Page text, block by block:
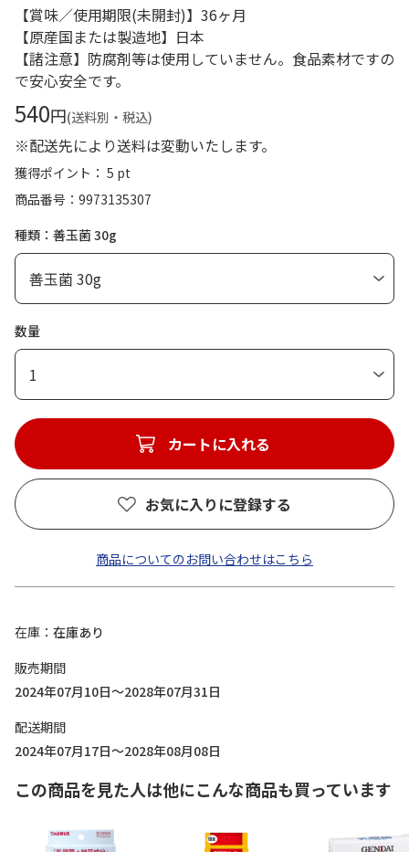
【賞味／使用期限(未開封)】36ヶ月
【原産国または製造地】日本
【諸注意】防腐剤等は使用していません。食品素材ですの
で安心安全です。
540円(送料別・税込)
※配送先により送料は変動いたします。
獲得ポイント： 5 pt
商品番号
9973135307
種類：善玉菌 30g
数量
1
カートに入れる
お気に入りに登録する
商品についてのお問い合わせはこちら
在庫
在庫あり
販売期間
2024年07月10日～2028年07月31日
配送期間
2024年07月17日～2028年08月08日
この商品を見た人は他にこんな商品も買っています